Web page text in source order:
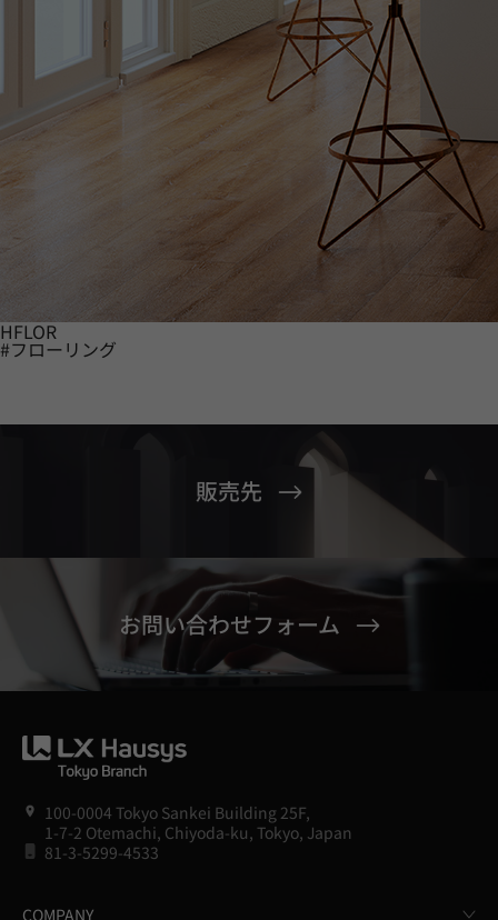
HFLOR
#フローリング
販売先
お問い合わせフォーム
100-0004 Tokyo Sankei Building 25F,
1-7-2 Otemachi, Chiyoda-ku, Tokyo, Japan
81-3-5299-4533
COMPANY